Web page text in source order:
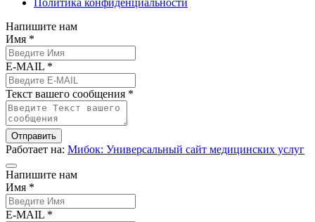
Напишите нам
Имя *
E-MAIL *
Текст вашего сообщения *
Отправить
Работает на: Мибок: Универсальный сайт медицинских услуг
Напишите нам
Имя *
E-MAIL *